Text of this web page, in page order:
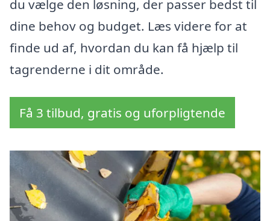
du vælge den løsning, der passer bedst til
dine behov og budget. Læs videre for at
finde ud af, hvordan du kan få hjælp til
tagrenderne i dit område.
Få 3 tilbud, gratis og uforpligtende